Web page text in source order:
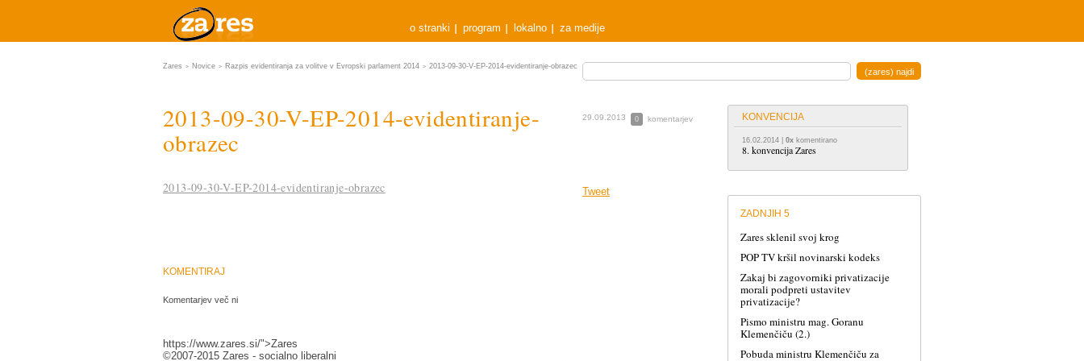
o stranki program lokalno za medije
Zares > Novice > Razpis evidentiranja za volitve v Evropski parlament 2014 > 2013-09-30-V-EP-2014-evidentiranje-obrazec
2013-09-30-V-EP-2014-evidentiranje-
obrazec
2013-09-30-V-EP-2014-evidentiranje-obrazec
0 komentarjev
29.09.2013
Tweet
KOMENTIRAJ
Komentarjev več ni
KONVENCIJA
16.02.2014 0x komentirano
8. konvencija Zares
ZADNJIH 5
Zares sklenil svoj krog
POP TV kršil novinarski kodeks
Zakaj bi zagovorniki privatizacije
morali podpreti ustavitev
privatizacije?
Pismo ministru mag. Goranu
Klemenčiču (2.)
Pobuda ministru Klemenčiču za
https://www.zares.si/">Zares
©2007-2015 Zares - socialno liberalni